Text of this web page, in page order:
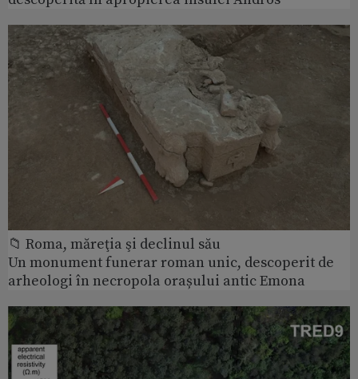
📁 Roma, măreţia şi declinul său
Un monument funerar roman unic, descoperit de
arheologi în necropola orașului antic Emona